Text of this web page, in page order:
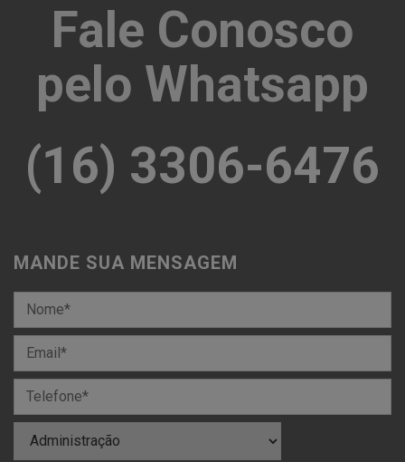
Fale Conosco
pelo Whatsapp
(16) 3306-6476
MANDE SUA MENSAGEM